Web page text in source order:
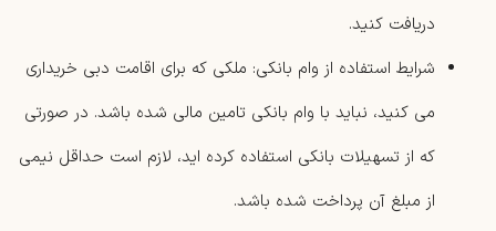
دریافت کنید.
شرایط استفاده از وام بانکی: ملکی که برای اقامت دبی خریداری
می کنید، نباید با وام بانکی تامین مالی شده باشد. در صورتی
که از تسهیلات بانکی استفاده کرده اید، لازم است حداقل نیمی
از مبلغ آن پرداخت شده باشد.